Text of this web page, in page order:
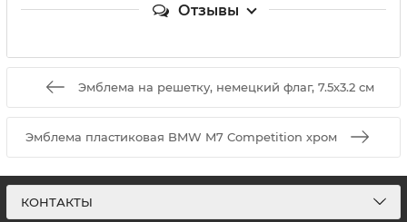
Отзывы
Эмблема на решетку, немецкий флаг, 7.5х3.2 см
Эмблема пластиковая BMW M7 Competition хром
КОНТАКТЫ